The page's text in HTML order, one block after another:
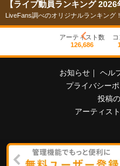
【ライブ動員ランキング 2026
LiveFans調べのオリジナルランキング！
アーティスト数
126,686
お知らせ ｜ ヘル
プライバシー
投稿
アーティス